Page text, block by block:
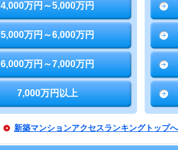
4,000万円～5,000万円
5,000万円～6,000万円
6,000万円～7,000万円
7,000万円以上
新築マンションアクセスランキングトップへ